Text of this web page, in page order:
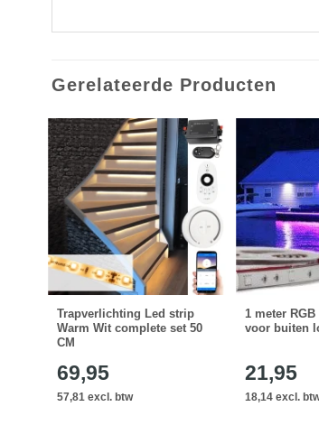
Gerelateerde Producten
Trapverlichting Led strip
Warm Wit complete set 50
CM
69,95
57,81 excl. btw
1 meter
voor buiten
21,95
18,14 excl.